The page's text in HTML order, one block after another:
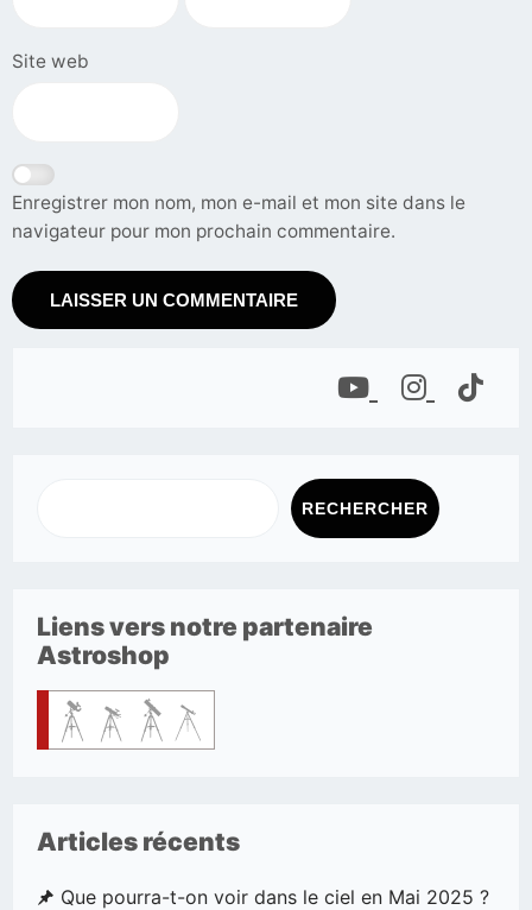
Site web
Enregistrer mon nom, mon e-mail et mon site dans le
navigateur pour mon prochain commentaire.
RECHERCHER
Liens vers notre partenaire
Astroshop
Articles récents
Que pourra-t-on voir dans le ciel en Mai 2025 ?